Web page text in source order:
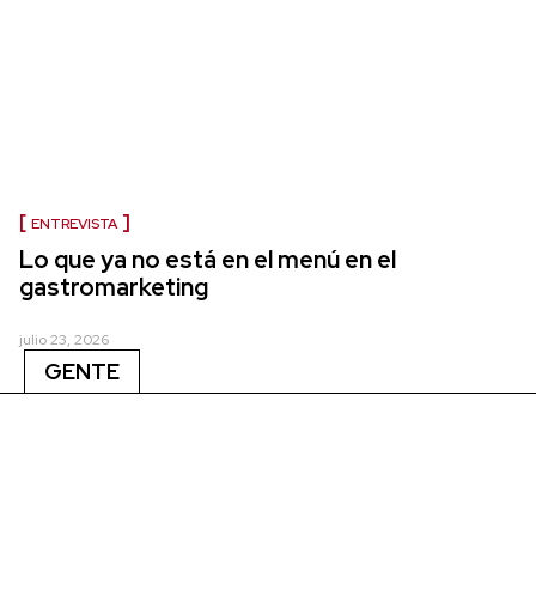
ENTREVISTA
Lo que ya no está en el menú en el
gastromarketing
julio 23, 2026
GENTE